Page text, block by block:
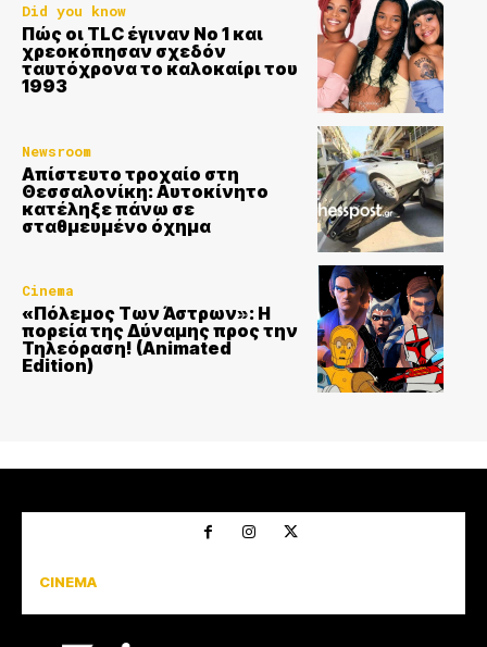
Did you know
Πώς οι TLC έγιναν Νο 1 και
χρεοκόπησαν σχεδόν
ταυτόχρονα το καλοκαίρι του
1993
Newsroom
Απίστευτο τροχαίο στη
Θεσσαλονίκη: Αυτοκίνητο
κατέληξε πάνω σε
σταθμευμένο όχημα
Cinema
«Πόλεμος Των Άστρων»: Η
πορεία της Δύναμης προς την
Τηλεόραση! (Animated
Edition)
CINEMA